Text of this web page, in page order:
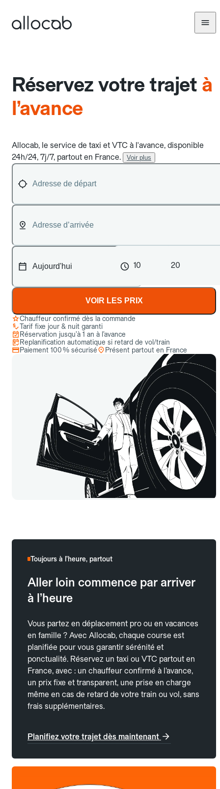
Réservez votre trajet à
l’avance
Allocab, le service de taxi et VTC à l'avance, disponible
24h/24, 7j/7, partout en France.
Voir plus
10 20
VOIR LES PRIX
Chauffeur confirmé dès la commande
Tarif fixe jour & nuit garanti
Réservation jusqu’à 1 an à l’avance
Replanification automatique si retard de vol/train
Paiement 100 % sécurisé
Présent partout en France
Toujours à l’heure, partout
Aller loin commence par arriver
à l’heure
Vous partez en déplacement pro ou en vacances
en famille ? Avec Allocab, chaque course est
planifiée pour vous garantir sérénité et
ponctualité. Réservez un taxi ou VTC partout en
France, avec : un chauffeur confirmé à l’avance,
un prix fixe et transparent, une prise en charge
même en cas de retard de votre train ou vol, sans
frais supplémentaires.
Planifiez votre trajet dès maintenant